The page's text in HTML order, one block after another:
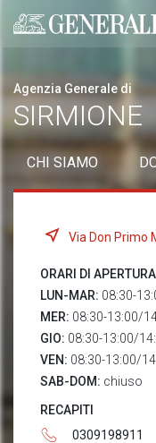
Generali logo
Agenzia Generale di
SIRMIONE
CHI SIAMO
Via Don Primo
ORARI DI APERTURA
LUN-MAR: 08:30-
MER: 08:30-13:00/
GIO: 08:30-13:00/
VEN: 08:30-13:00/
SAB-DOM: chiuso
RECAPITI
0309198911